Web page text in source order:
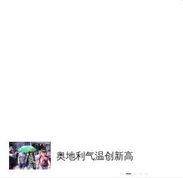
台风“白海豚”靠近浙闽沿海风雨
渐起 中东部多地暑热消减
2名乘客飞机上发生肢体冲